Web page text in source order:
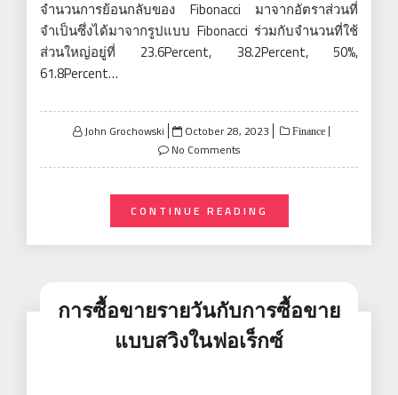
จำนวนการย้อนกลับของ Fibonacci มาจากอัตราส่วนที่
จำเป็นซึ่งได้มาจากรูปแบบ Fibonacci ร่วมกับจำนวนที่ใช้
ส่วนใหญ่อยู่ที่ 23.6Percent, 38.2Percent, 50%,
61.8Percent…
John Grochowski
Posted
on
October 28, 2023 Finance
No Comments
CONTINUE READING
การซื้อขายรายวันกับการซื้อขาย
แบบสวิงในฟอเร็กซ์